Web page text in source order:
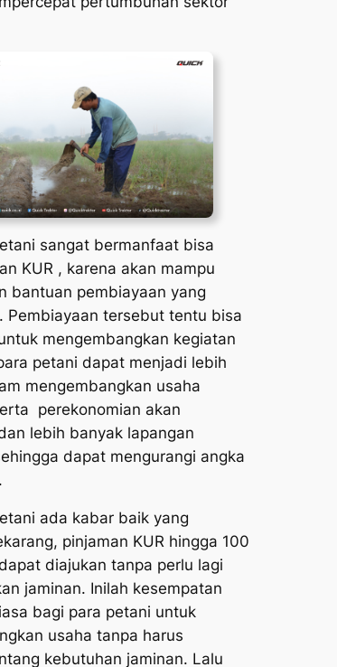
sangat bermanfaat bisa
KUR , karena akan mampu
bantuan pembiayaan yang
Pembiayaan tersebut tentu bisa
mengembangkan kegiatan
petani dapat menjadi lebih
mengembangkan usaha
perekonomian akan
lebih banyak lapangan
dapat mengurangi angka
ada kabar baik yang
pinjaman KUR hingga 100
diajukan tanpa perlu lagi
jaminan. Inilah kesempatan
bagi para petani untuk
usaha tanpa harus
kebutuhan jaminan. Lalu